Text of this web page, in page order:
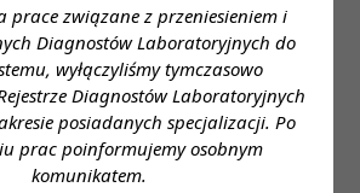
prace związane z przeniesieniem i
Diagnostów Laboratoryjnych do
wyłączyliśmy tymczasowo
Diagnostów Laboratoryjnych
posiadanych specjalizacji. Po
prac poinformujemy osobnym
komunikatem.
nad
i
Stanowiska
KRDL
-
Załącznik-
1